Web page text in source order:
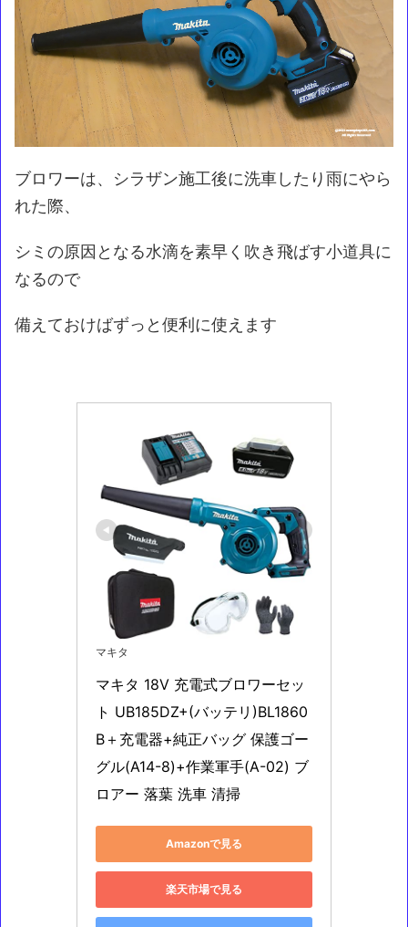
ブロワーは、シラザン施工後に洗車したり雨にやら
れた際、
シミの原因となる水滴を素早く吹き飛ばす小道具に
なるので
備えておけばずっと便利に使えます
マキタ
マキタ 18V 充電式ブロワーセッ
ト UB185DZ+(バッテリ)BL1860
B＋充電器+純正バッグ 保護ゴー
グル(A14-8)+作業軍手(A-02) ブ
ロアー 落葉 洗車 清掃
Amazonで見る
楽天市場で見る